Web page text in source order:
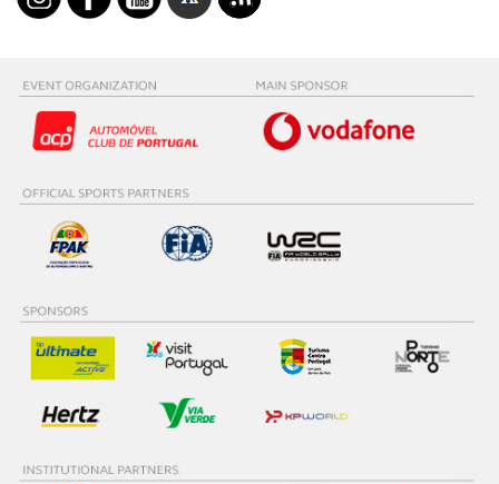
experiência de navegação no Website e nos serviços
Consulte a política de cookies do site.